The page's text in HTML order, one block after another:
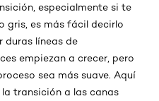
especialmente si te
gris, es más fácil decirlo
duras líneas de
empiezan a crecer, pero
sea más suave. Aquí
transición a las canas